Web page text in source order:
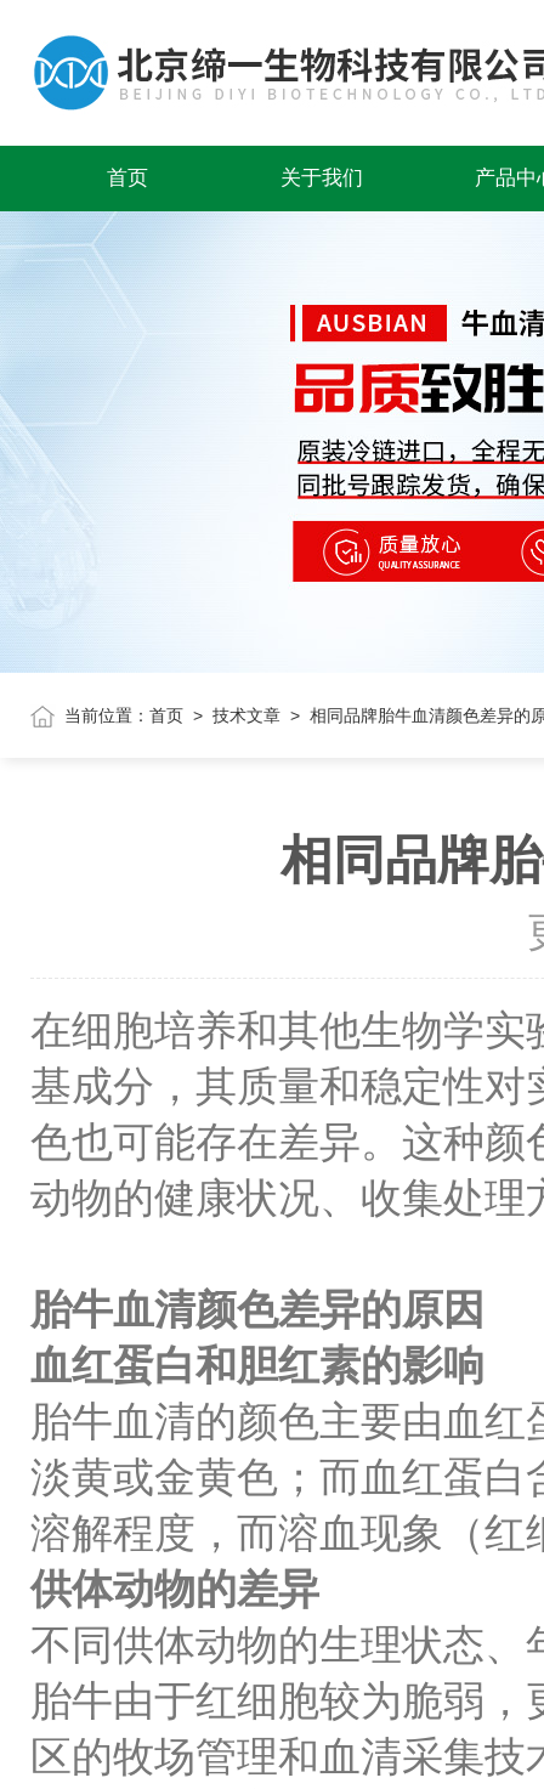
首页 关于我们 产品中
当前位置： 首页 > 技术文章 > 相同品牌胎牛血清颜色差异的
相同品牌
在细胞培养和其他生物学实
基成分，其质量和稳定性
色也可能存在差异。这种
动物的健康状况、收集处理
胎牛血清颜色差异的原因
血红蛋白和胆红素的影响
胎牛血清的颜色主要由血
淡黄或金黄色；而血红蛋
溶解程度，而溶血现象（
供体动物的差异
不同供体动物的生理状态
胎牛由于红细胞较为脆弱
区的牧场管理和血清采集